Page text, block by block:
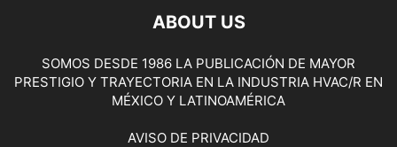
ABOUT US
SOMOS DESDE 1986 LA PUBLICACIÓN DE MAYOR
PRESTIGIO Y TRAYECTORIA EN LA INDUSTRIA HVAC/R EN
MÉXICO Y LATINOAMÉRICA
AVISO DE PRIVACIDAD